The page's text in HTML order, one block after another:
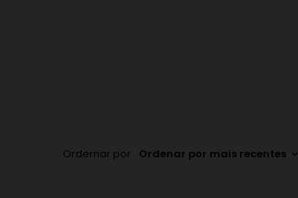
Ordernar por Ordenar por mais recentes